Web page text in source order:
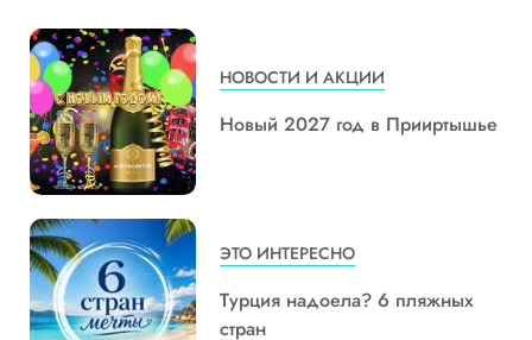
НОВОСТИ И АКЦИИ
Новый 2027 год в Прииртышье
ЭТО ИНТЕРЕСНО
Турция надоела? 6 пляжных
стран